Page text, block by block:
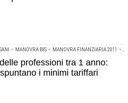
• MANOVRA BIS • MANOVRA FINANZIARIA 2011 •
professioni tra 1 anno:
i minimi tariffari